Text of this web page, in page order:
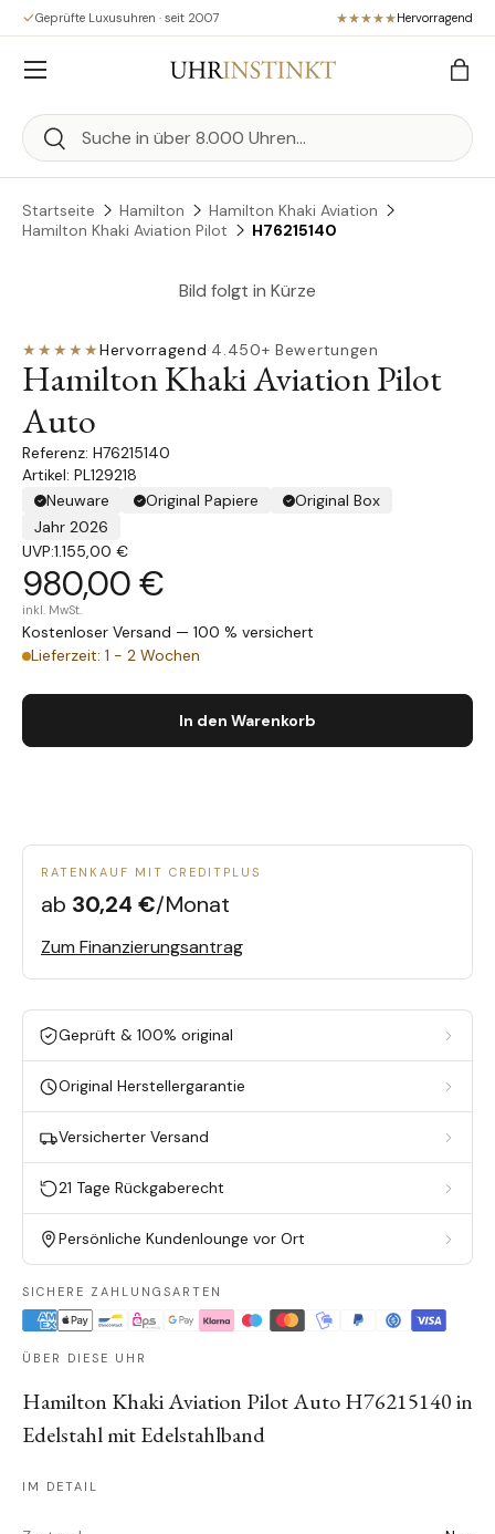
Direkt zum Inhalt
Geprüfte Luxusuhren · seit 2007 Hervorragend
Suchen
Suchen
Menü
Startseite Hamilton
Hamilton Khaki Aviation
Hamilton Khaki Aviation Pilot
H76215140
Bild folgt in Kürze
★★★★★Hervorragend·4.450+ Bewertungen
Hamilton Khaki Aviation Pilot
Auto
H76215140
Artikel: PL129218
Neuware
Original Papiere
Original Box
Jahr 2026
UVP:1.155,00 €
980,00 €
inkl. MwSt.
Kostenloser Versand — 100 % versichert
Lieferzeit: 1 - 2 Wochen
In den Warenkorb
RATENKAUF MIT CREDITPLUS
ab 30,24 €/Monat
Zum Finanzierungsantrag
Geprüft & 100% original
Original Herstellergarantie
Versicherter Versand
21 Tage Rückgaberecht
Persönliche Kundenlounge vor Ort
SICHERE ZAHLUNGSARTEN
ÜBER DIESE UHR
Hamilton Khaki Aviation Pilot Auto H76215140 in
Edelstahl mit Edelstahlband
IM DETAIL